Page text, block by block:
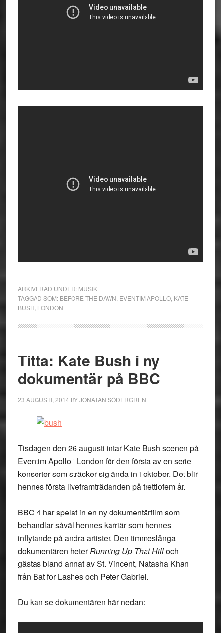
ARKIVERAD UNDER: MUSIK
TAGGAD SOM: BEFORE THE DAWN EVENTIM APOLLO, KATE
BUSH LONDON
Titta: Kate Bush i ny
dokumentär på BBC
23 AUGUSTI, 2014 BYJONATAN SÖDERGREN
Tisdagen den 26 augusti intar Kate Bush scenen på
Eventim Apollo i London för den första av en serie
konserter som sträcker sig ända in i oktober. Det blir
hennes första liveframträdanden på trettiofem år.
BBC 4 har spelat in en ny dokumentärfilm som
behandlar såväl hennes karriär som hennes
inflytande på andra artister. Den timmeslånga
dokumentären heterRunning Up That Hilloch
gästas bland annat av St. Vincent, Natasha Khan
från Bat for Lashes och Peter Gabriel.
Du kan se dokumentären här nedan: